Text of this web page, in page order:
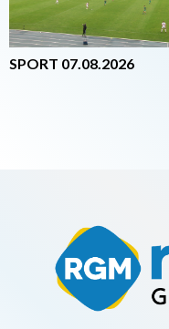
SPORT 07.08.2026